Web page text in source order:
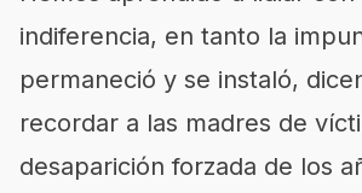
indiferencia, en tanto la
permaneció y se instaló,
recordar a las madres de
desaparición forzada de los